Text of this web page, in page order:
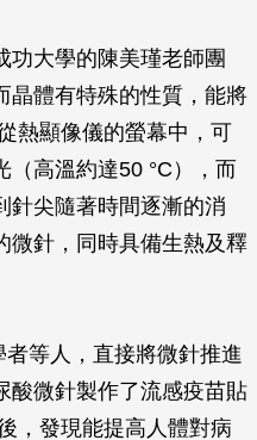
功大學的陳美瑾老師團
晶體有特殊的性質，能將
熱顯像儀的螢幕中，可
（高溫約達50 °C），而
針尖隨著時間逐漸的消
微針，同時具備生熱及釋
等人，直接將微針推進
酸微針製作了流感疫苗貼
，發現能提高人體對病